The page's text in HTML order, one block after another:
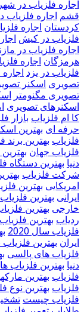
اجاره فلزیاب در
قشم اجاره فلزیاب
کردستان اجاره
فلزیاب در کیش
اجاره فلزیاب در
هرمزگان اجاره
فلزیاب در یزد
تصویری اسکنر
تصویری مگنومتر
اسکنرهای تصویری
کا ام فلزیاب بازار
حرفه ای بهترین
فلزیاب بهترین برند
فلزیاب جهان
دنیا بهترین دستگاه
شرکت فلزیاب
امریکایی بهترین
ایرانی بهترین فلزیاب
خارجی بهترین
ردیاب بهترین
فلزیاب سال 2020
ایران بهترین
فلزیاب های پالسی
دنیا بهترین فلزیاب
فلزیاب بهترین
فلزیاب بهترین نوع
فلزیاب چیست